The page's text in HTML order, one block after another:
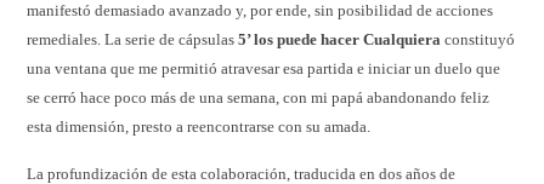
manifestó demasiado avanzado y, por ende, sin posibilidad de acciones
remediales. La serie de cápsulas5’ los puede hacer Cualquiera constituyó
una ventana que me permitió atravesar esa partida e iniciar un duelo que
se cerró hace poco más de una semana, con mi papá abandonando feliz
esta dimensión, presto a reencontrarse con su amada.
La profundización de esta colaboración, traducida en dos años de